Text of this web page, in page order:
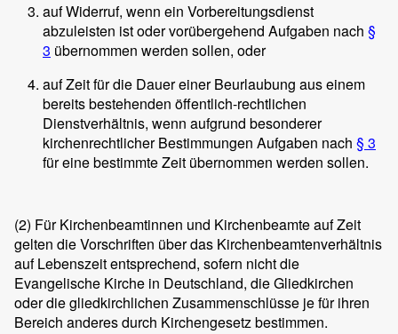
auf Widerruf, wenn ein Vorbereitungsdienst
abzuleisten ist oder vorübergehend Aufgaben nach §
3 übernommen werden sollen, oder
auf Zeit für die Dauer einer Beurlaubung aus einem
bereits bestehenden öffentlich-rechtlichen
Dienstverhältnis, wenn aufgrund besonderer
kirchenrechtlicher Bestimmungen Aufgaben nach § 3
für eine bestimmte Zeit übernommen werden sollen.
(2) Für Kirchenbeamtinnen und Kirchenbeamte auf Zeit
gelten die Vorschriften über das Kirchenbeamtenverhältnis
auf Lebenszeit entsprechend, sofern nicht die
Evangelische Kirche in Deutschland, die Gliedkirchen
oder die gliedkirchlichen Zusammenschlüsse je für ihren
Bereich anderes durch Kirchengesetz bestimmen.